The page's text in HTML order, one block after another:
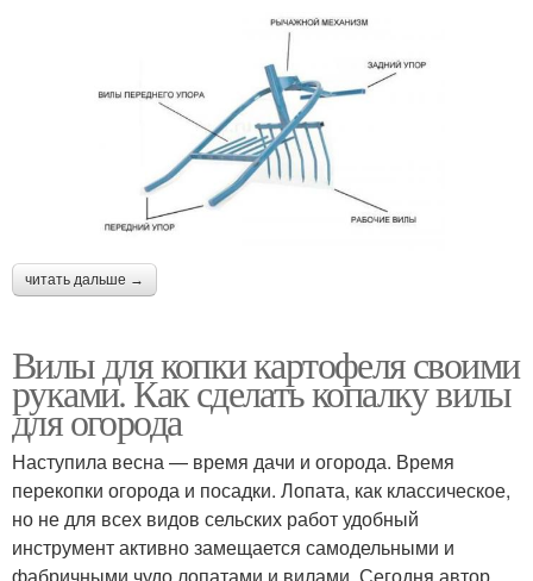
читать дальше →
Вилы для копки картофеля своими
руками. Как сделать копалку вилы
для огорода
Наступила весна — время дачи и огорода. Время
перекопки огорода и посадки. Лопата, как классическое,
но не для всех видов сельских работ удобный
инструмент активно замещается самодельными и